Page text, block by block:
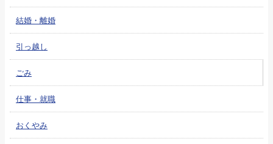
結婚・離婚
引っ越し
ごみ
仕事・就職
おくやみ